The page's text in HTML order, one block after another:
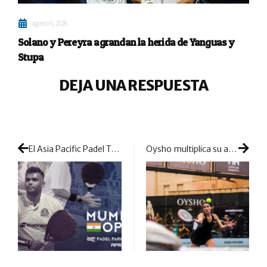
agosto 6, 2026
Solano y Pereyra agrandan la herida de Yanguas y
Stupa
DEJA UNA RESPUESTA
El Asia Pacific Padel Tour vuelve a competir celebrando su sexto torneo de la temporada Oysho multiplica su apuesta por el pádel con nuevos patrocinios estratégicos